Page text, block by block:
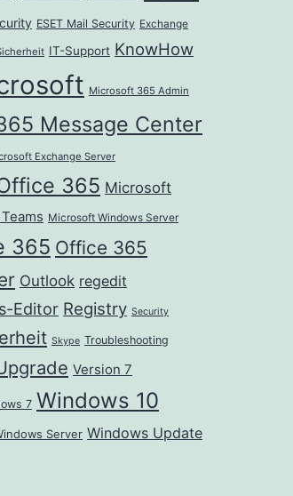
ESET Mail Security Exchange
IT-Support KnowHow
Microsoft 365 Admin
Message Center
Exchange Server
365 Microsoft
Microsoft Windows Server
365 Office 365
Outlook regedit
Editor Registry Security
Skype Troubleshooting
Version 7
7 Windows 10
Server Windows Update